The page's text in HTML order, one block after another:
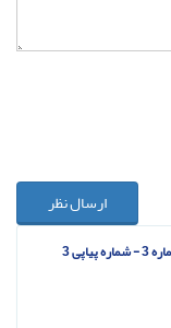
ارسال نظر